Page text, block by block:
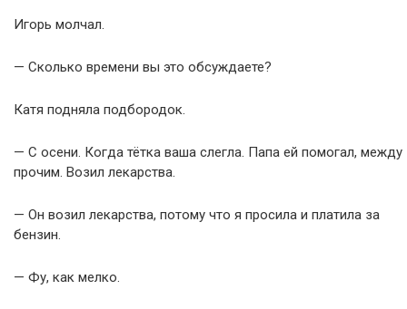
Игорь молчал.
— Сколько времени вы это обсуждаете?
Катя подняла подбородок.
— С осени. Когда тётка ваша слегла. Папа ей помогал, между
прочим. Возил лекарства.
— Он возил лекарства, потому что я просила и платила за
бензин.
— Фу, как мелко.